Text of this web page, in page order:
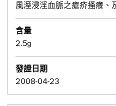
風溼浸淫血脈之瘡疥搔癢、
含量
2.5g
發證日期
2008-04-23